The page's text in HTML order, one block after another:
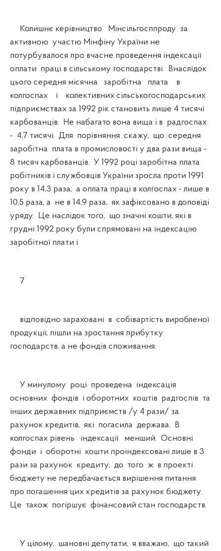
Колишнє керівництво Мінсільгосппроду за
активною участю Мінфіну України не
потурбувалося про вчасне проведення індексації
оплати праці в сільському господарстві. Внаслідок
цього середня місячна заробітна плата в
колгоспах і колективних сільськогосподарських
підприємствах за 1992 рік становить лише 4 тисячі
карбованців. Не набагато вона вища і в радгоспах
- 4,7 тисячі. Для порівняння скажу, що середня
заробітна плата в промисловості у два рази вища -
8 тисяч карбованців. У 1992 році заробітна плата
робітників і службовців України зросла проти 1991
року в 14,3 раза, а оплата праці в колгоспах - лише в
10,5 раза, а не в 14,9 раза, як зафіксовано в доповіді
уряду. Це наслідок того, що значні кошти, які в
грудні 1992 року були спрямовані на індексацію
заробітної плати і
7
відповідно зараховані в собівартість виробленої
продукції, пішли на зростання прибутку
господарств, а не фондів споживання.
У минулому році проведена індексація
основних фондів і оборотних коштів радгоспів та
інших державних підприємств /у 4 рази/ за
рахунок кредитів, які погасила держава. В
колгоспах рівень індексації менший. Основні
фонди і оборотні кошти проіндексовані лише в 3
рази за рахунок кредиту, до того ж в проекті
бюджету не передбачається вирішення питання
про погашення цих кредитів за рахунок бюджету.
Це також погіршує фінансовий стан господарств.
У цілому, шановні депутати, я вважаю, що такий